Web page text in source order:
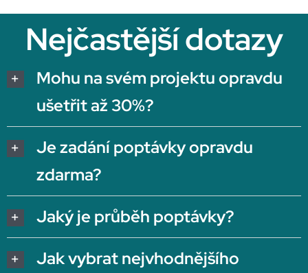
Nejčastější dotazy
Mohu na svém projektu opravdu
ušetřit až 30%?
Je zadání poptávky opravdu
zdarma?
Jaký je průběh poptávky?
Jak vybrat nejvhodnějšího